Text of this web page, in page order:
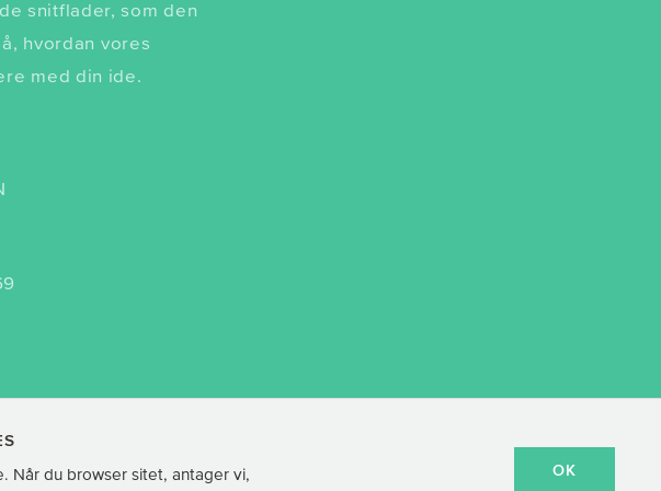
Når du browser sitet, antager vi,
OK
snitflader, som den
hvordan vores
med din ide.